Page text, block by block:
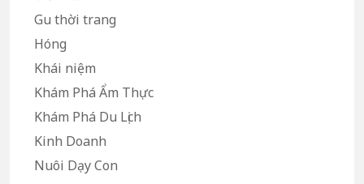
Gu thời trang
Hóng
Khái niệm
Khám Phá Ẩm Thực
Khám Phá Du Lịch
Kinh Doanh
Nuôi Dạy Con